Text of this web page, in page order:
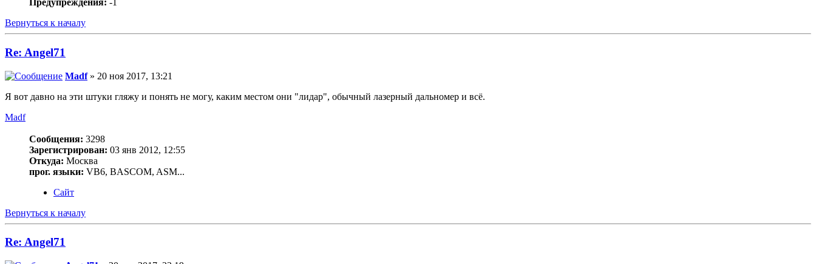
Предупреждения: -1
Вернуться к началу
Re: Angel71
Madf» 20 ноя 2017, 13:21
Я вот давно на эти штуки гляжу и понять не могу, каким местом они "лидар", обычный лазерный дальномер и всё.
Madf
Сообщения: 3298
Зарегистрирован: 03 янв 2012, 12:55
Откуда: Москва
прог. языки: VB6, BASCOM, ASM...
Сайт
Вернуться к началу
Re: Angel71